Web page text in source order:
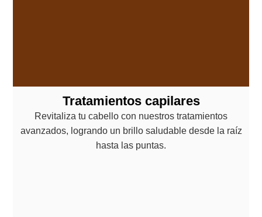
Tratamientos capilares
Revitaliza tu cabello con nuestros tratamientos
avanzados, logrando un brillo saludable desde la raíz
hasta las puntas.